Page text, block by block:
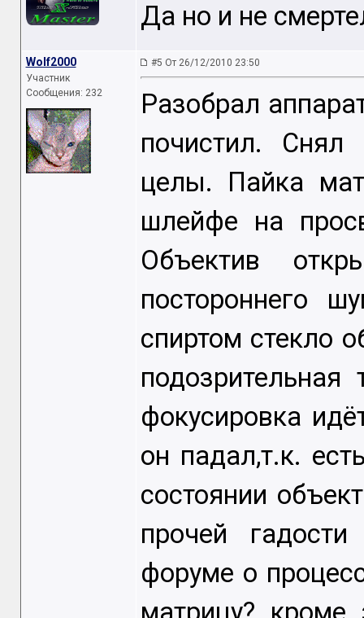
Да но и не
Wolf2000
Участник
Сообщения: 232
#5 От 26/12/2010 23:50
Разобрал
почистил.
целы. Пайка
шлейфе на
Объектив
постороннего
спиртом стекло
фокусировка
он падал,т.к.
состоянии
прочей
форуме о